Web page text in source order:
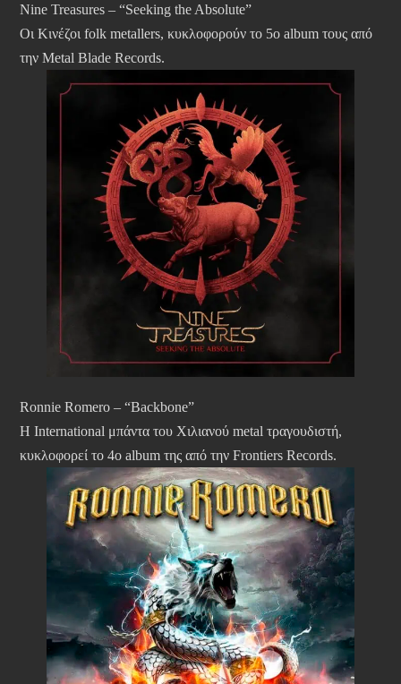
Nine Treasures – “Seeking the Absolute”
Οι Κινέζοι folk metallers, κυκλοφορούν το 5ο album τους από
την Metal Blade Records.
Ronnie Romero – “Backbone”
Η International μπάντα του Χιλιανού metal τραγουδιστή,
κυκλοφορεί το 4ο album της από την Frontiers Records.